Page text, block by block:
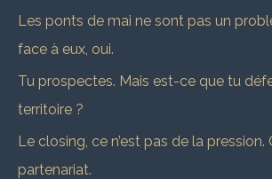
Les ponts de mai ne sont pas un
face à eux, oui.
Tu prospectes. Mais est-ce que tu
territoire ?
Le closing, ce n’est pas de la pression.
partenariat.